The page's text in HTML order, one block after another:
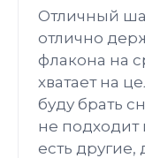
Отличный
отлично
флакона на
хватает на
буду брать
не подходит
есть другие,